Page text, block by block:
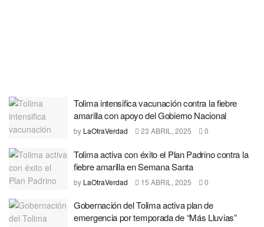
Tolima intensifica vacunación contra la fiebre
amarilla con apoyo del Gobierno Nacional
by LaOtraVerdad 23 ABRIL, 2025 0
Tolima activa con éxito el Plan Padrino contra la
fiebre amarilla en Semana Santa
by LaOtraVerdad 15 ABRIL, 2025 0
Gobernación del Tolima activa plan de
emergencia por temporada de “Más Lluvias”